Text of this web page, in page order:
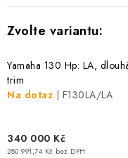
PŘÍSLUŠENSTVÍ K
Yamaha 130 Hp: LA,
trim
Na dotaz
| F130LA/LA
340 000 Kč
280 991,74 Kč bez DPH